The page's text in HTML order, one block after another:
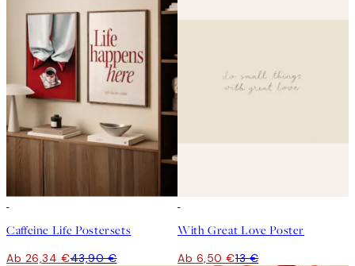
Caffeine Life Postersets
Ab 26,34 €43,90 €
With Great Love Poster
Ab 6,50 €13 €